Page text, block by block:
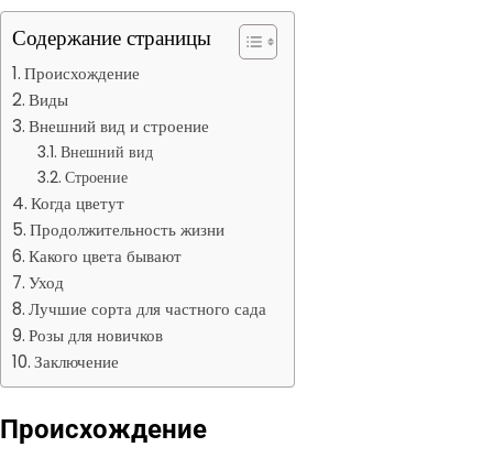
Содержание страницы
Происхождение
Виды
Внешний вид и строение
Внешний вид
Строение
Когда цветут
Продолжительность жизни
Какого цвета бывают
Уход
Лучшие сорта для частного сада
Розы для новичков
Заключение
Происхождение